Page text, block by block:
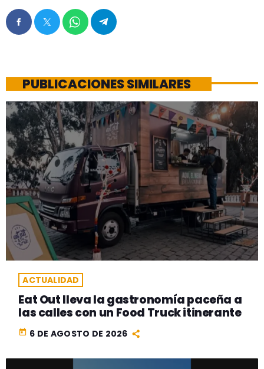
PUBLICACIONES SIMILARES
ACTUALIDAD
Eat Out lleva la gastronomía paceña a
las calles con un Food Truck itinerante
today 6 DE AGOSTO DE 2026